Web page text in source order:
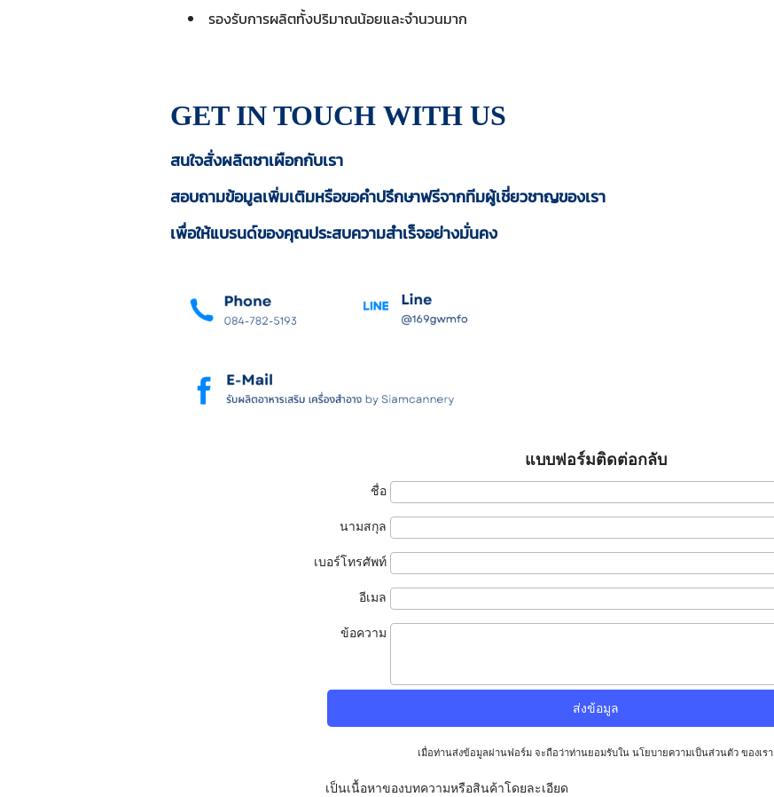
รองรับการผลิตทั้งปริมาณน้อยและจำนวนมาก
GET IN TOUCH WITH US
สนใจสั่งผลิตชาเผือกกับเรา
สอบถามข้อมูลเพิ่มเติมหรือขอคำปรึกษาฟรีจากทีมผู้เชี่ยวชาญของเรา
เพื่อให้แบรนด์ของคุณประสบความสำเร็จอย่างมั่นคง
แบบฟอร์มติดต่อกลับ
ชื่อ
นามสกุล
เบอร์โทรศัพท์
อีเมล
ข้อความ
เมื่อท่านส่งข้อมูลผ่านฟอร์ม จะถือว่าท่านยอมรับใน นโยบายความเป็นส่วนตัวของเรา
เป็นเนื้อหาของบทความหรือสินค้าโดยละเอียด